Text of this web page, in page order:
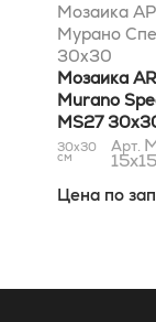
Мозаика
Мурано
30x30
Мозаика
Murano
MS27
30x30
см
Арт.
15x15
Цена по